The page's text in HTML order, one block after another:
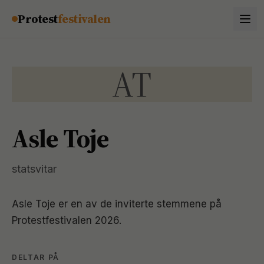
Hopp til innhold
Protestfestivalen
AT
Asle Toje
statsvitar
Asle Toje er en av de inviterte stemmene på
Protestfestivalen 2026.
DELTAR PÅ